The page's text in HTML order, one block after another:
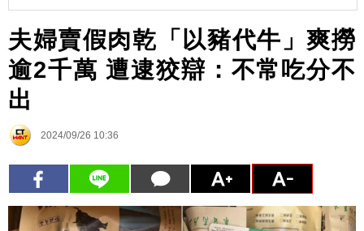
夫婦賣假肉乾「以豬代牛」爽撈
逾2千萬 遭逮狡辯：不常吃分不
出
2024/09/26 10:36